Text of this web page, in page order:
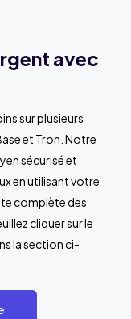
avec
sur plusieurs
et Tron. Notre
sécurisé et
en utilisant votre
complète des
cliquer sur le
la section ci-